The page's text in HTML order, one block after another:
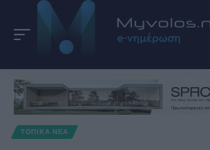
ΤΟΠΙΚΑ ΝΕΑ